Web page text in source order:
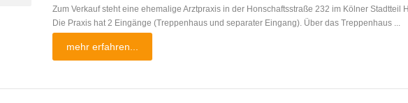
Zum Verkauf steht eine ehemalige Arztpraxis in der Honschaftsstraße 232 im Kölner Stadtteil
Die Praxis hat 2 Eingänge (Treppenhaus und separater Eingang). Über das Treppenhaus ...
mehr erfahren...